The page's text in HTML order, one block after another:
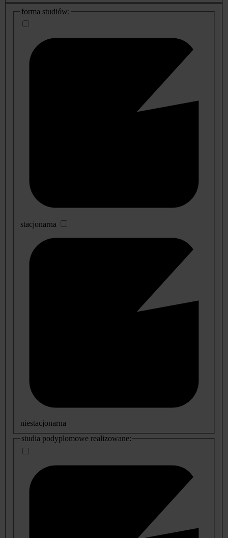
dodatkowe
informacje
forma studiów:
stacjonarna
niestacjonarna
studia podyplomowe realizowane: